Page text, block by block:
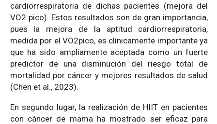
cardiorrespiratoria de dichas pacientes (mejora del
VO2 pico). Estos resultados son de gran importancia,
pues la mejora de la aptitud cardiorrespiratoria,
medida por el VO2pico, es clínicamente importante ya
que ha sido ampliamente aceptada como un fuerte
predictor de una disminución del riesgo total de
mortalidad por cáncer y mejores resultados de salud
(Chen et al., 2023).
En segundo lugar, la realización de HIIT en pacientes
con cáncer de mama ha mostrado ser eficaz para